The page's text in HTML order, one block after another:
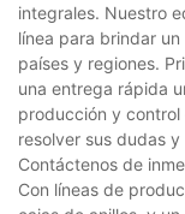
integrales. Nuestro
línea para brindar
países y regiones.
una entrega rápida
producción y
resolver sus dudas
Contáctenos de
Con líneas de